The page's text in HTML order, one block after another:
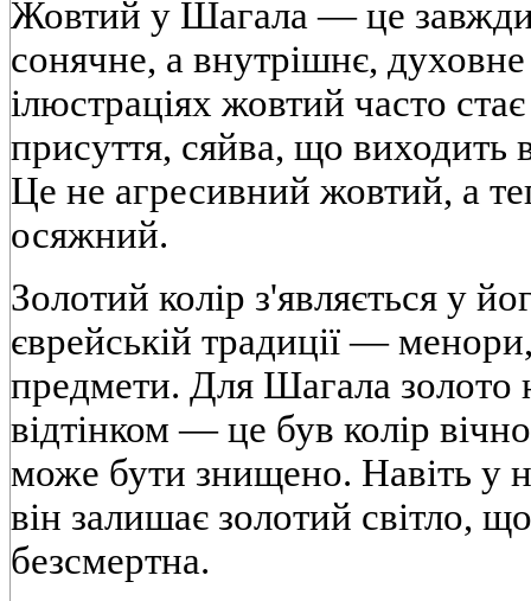
Жовтий у Шагала — це завжди
сонячне, а внутрішнє,
ілюстраціях жовтий часто
присуття, сяйва, що виходить
Це не агресивний жовтий, а
осяжний.
Золотий колір з'являється у
єврейській традиції —
предмети. Для Шагала золото
відтінком — це був колір
може бути знищено. Навіть у
він залишає золотий світло,
безсмертна.